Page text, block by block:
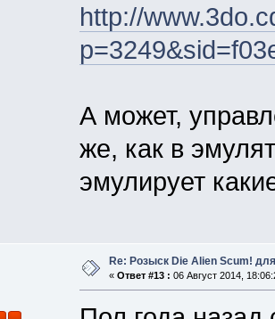
http://
А может,
же, как в
эмулирует
Re: Розыск Die Alien Scum!
« Ответ #13 : 06 Август 2014,